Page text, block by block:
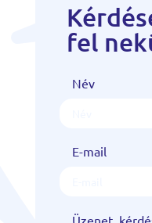
fel
Név
E-mail
Üzenet,